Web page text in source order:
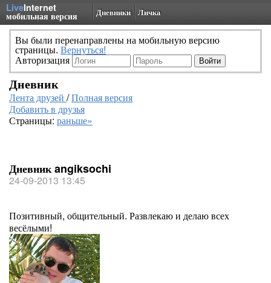
LiveInternet
мобильная версия Дневники Личка
Вы были перенаправлены на мобильную версию
страницы. Вернуться!
Авторизация
Дневник
Лента друзей /Полная версия
Добавить в друзья
Страницы: раньше»
Дневник angiksochi
24-09-2013 13:45
Позитивный, общительный. Развлекаю и делаю всех
весёлыми!